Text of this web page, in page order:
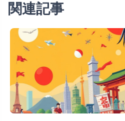
関連記事